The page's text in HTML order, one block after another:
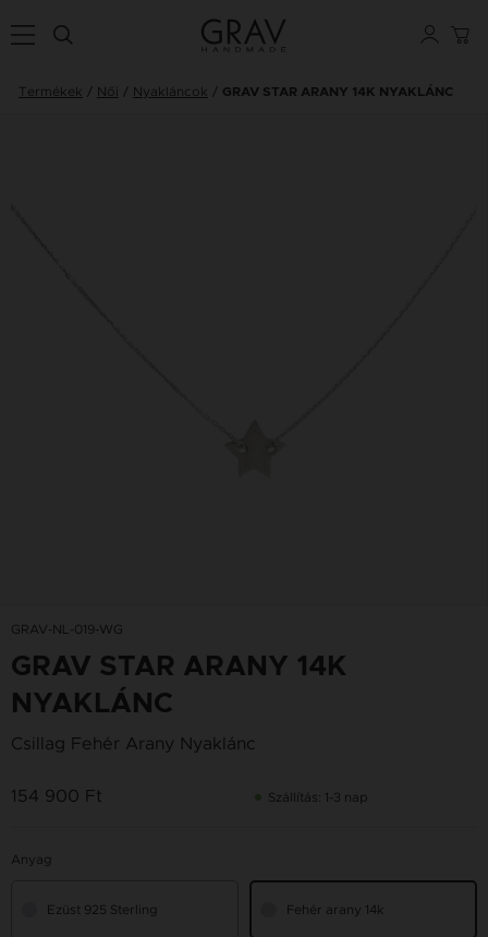
Termékek Női Nyakláncok GRAV STAR ARANY 14K NYAKLÁNC
GRAV-NL-019-WG
GRAV STAR ARANY 14K
NYAKLÁNC
Csillag Fehér Arany Nyaklánc
154 900 Ft Szállítás: 1-3 nap
Anyag
Ezüst 925 Sterling Fehér arany 14k